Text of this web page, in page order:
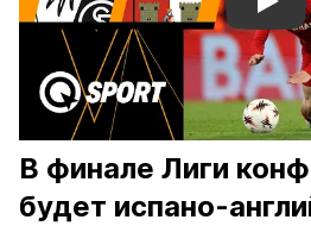
В финале Лиги
будет испано-